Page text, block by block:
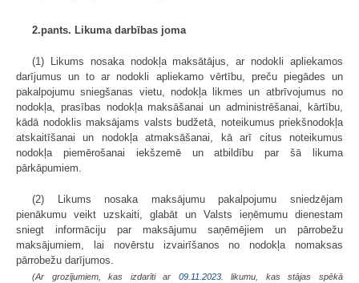
2.pants. Likuma darbības joma
(1) Likums nosaka nodokļa maksātājus, ar nodokli apliekamos
darījumus un to ar nodokli apliekamo vērtību, preču piegādes un
pakalpojumu sniegšanas vietu, nodokļa likmes un atbrīvojumus no
nodokļa, prasības nodokļa maksāšanai un administrēšanai, kārtību,
kādā nodoklis maksājams valsts budžetā, noteikumus priekšnodokļa
atskaitīšanai un nodokļa atmaksāšanai, kā arī citus noteikumus
nodokļa piemērošanai iekšzemē un atbildību par šā likuma
pārkāpumiem.
(2) Likums nosaka maksājumu pakalpojumu sniedzējam
pienākumu veikt uzskaiti, glabāt un Valsts ieņēmumu dienestam
sniegt informāciju par maksājumu saņēmējiem un pārrobežu
maksājumiem, lai novērstu izvairīšanos no nodokļa nomaksas
pārrobežu darījumos.
(Ar grozījumiem, kas izdarīti ar 09.11.2023. likumu, kas stājas spēkā